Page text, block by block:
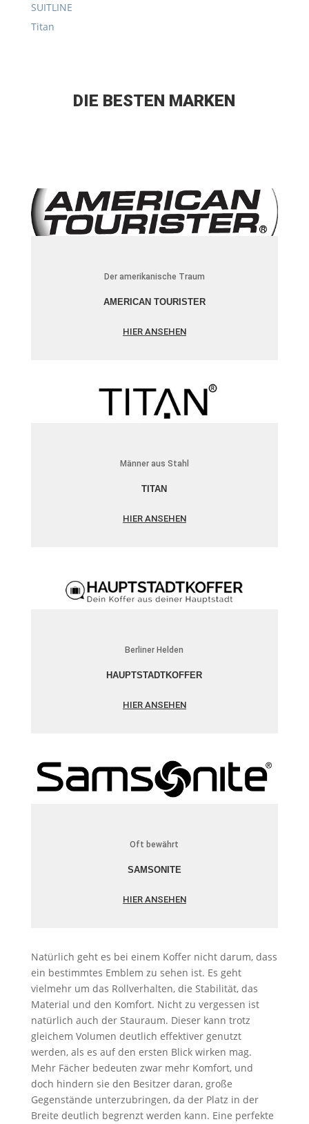
SUITLINE
Titan
DIE BESTEN MARKEN
Der amerikanische Traum
AMERICAN TOURISTER
HIER ANSEHEN
Männer aus Stahl
TITAN
HIER ANSEHEN
Berliner Helden
HAUPTSTADTKOFFER
HIER ANSEHEN
Oft bewährt
SAMSONITE
HIER ANSEHEN
Natürlich geht es bei einem Koffer nicht darum, dass
ein bestimmtes Emblem zu sehen ist. Es geht
vielmehr um das Rollverhalten, die Stabilität, das
Material und den Komfort. Nicht zu vergessen ist
natürlich auch der Stauraum. Dieser kann trotz
gleichem Volumen deutlich effektiver genutzt
werden, als es auf den ersten Blick wirken mag.
Mehr Fächer bedeuten zwar mehr Komfort, und
doch hindern sie den Besitzer daran, große
Gegenstände unterzubringen, da der Platz in der
Breite deutlich begrenzt werden kann. Eine perfekte